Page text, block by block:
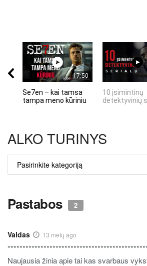
17:50
Se7en – kai tamsa
tampa meno kūriniu
10 įsimintinų
detektyvinių
ALKO TURINYS
TURINYS
Pastabos 2
Valdas 13 metų ago
Naujausia žinia apie tai kas svarbaus